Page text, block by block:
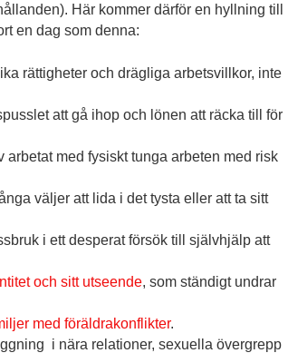
Här kommer därför en hyllning till
en dag som denna:
rättigheter och drägliga arbetsvillkor, inte
att gå ihop och lönen att räcka till för
med fysiskt tunga arbeten med risk
väljer att lida i det tysta eller att ta sitt
i ett desperat försök till självhjälp att
och sitt utseende, som ständigt undrar
med föräldrakonflikter.
i nära relationer, sexuella övergrepp